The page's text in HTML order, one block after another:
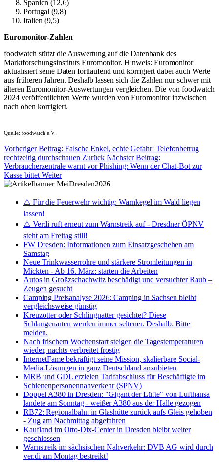
Spanien (12,6)
Portugal (9,8)
Italien (9,5)
Euromonitor-Zahlen
foodwatch stützt die Auswertung auf die Datenbank des
Marktforschungsinstituts Euromonitor. Hinweis: Euromonitor
aktualisiert seine Daten fortlaufend und korrigiert dabei auch Werte
aus früheren Jahren. Deshalb lassen sich die Zahlen nur schwer mit
älteren Euromonitor-Auswertungen vergleichen. Die von foodwatch
2024 veröffentlichten Werte wurden von Euromonitor inzwischen
nach oben korrigiert.
Quelle: foodwatch e.V.
Vorheriger Beitrag: Falsche Enkel, echte Gefahr: Telefonbetrug
rechtzeitig durchschauen Zurück Nächster Beitrag:
Verbraucherzentrale warnt vor Phishing: Wenn der Chat-Bot zur
Kasse bittet Weiter
⚠️ Für die Feuerwehr wichtig: Warnkegel im Wald liegen
lassen!
⚠️ Verdi ruft erneut zum Warnstreik auf - Dresdner ÖPNV
steht am Freitag still!
FW Dresden: Informationen zum Einsatzgeschehen am
Samstag
Neue Trinkwasserrohre und stärkere Stromleitungen in
Mickten - Ab 16. März: starten die Arbeiten
Autos in Großzschachwitz beschädigt und versuchter Raub –
Zeugen gesucht
Camping Preisanalyse 2026: Camping in Sachsen bleibt
vergleichsweise günstig
Kreuzotter oder Schlingnatter gesichtet? Diese
Schlangenarten werden immer seltener. Deshalb: Bitte
melden.
Nach frischem Wochenstart steigen die Tagestemperaturen
wieder, nachts verbreitet frostig
InternetFame bekräftigt seine Mission, skalierbare Social-
Media-Lösungen in ganz Deutschland anzubieten
MRB und GDL erzielen Tarifabschluss für Beschäftigte im
Schienenpersonennahverkehr (SPNV)
Doppel A380 in Dresden: "Gigant der Lüfte" von Lufthansa
landete am Sonntag - weißer A380 aus der Halle gezogen
RB72: Regionalbahn in Glashütte zurück aufs Gleis gehoben
- Zug am Nachmittag abgefahren
Kaufland im Otto-Dix-Center in Dresden bleibt weiter
geschlossen
Warnstreik im sächsischen Nahverkehr: DVB AG wird durch
ver.di am Montag bestreikt!